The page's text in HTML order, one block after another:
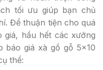
tối ưu giúp bạn chủ
Để thuận tiện cho quá
giá, hầu hết các xưởng
báo giá xà gồ gỗ 5×10
thể: